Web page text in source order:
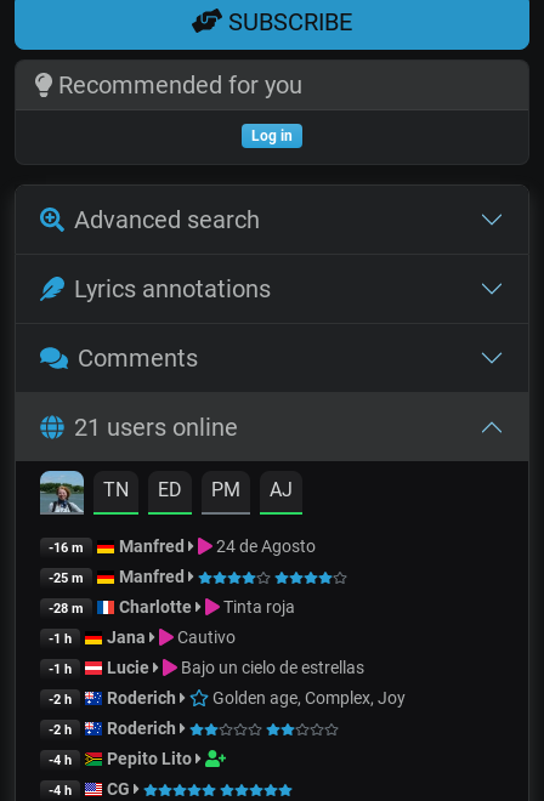
SUBSCRIBE
Recommended for you
Log in
Advanced search
Lyrics annotations
Comments
21 users online
TN ED PM AJ
-16 m Manfred 24 de Agosto
-25 m Manfred
-28 m Charlotte Tinta roja
-1 h Jana Cautivo
-1 h Lucie Bajo un cielo de estrellas
-2 h Roderich Golden age, Complex, Joy
-2 h Roderich
-4 h Pepito Lito
-4 h CG